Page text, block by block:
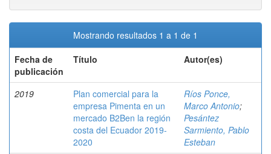
Mostrando resultados 1 a 1 de 1
Fecha de
publicación
Título Autor(es)
2019
Plan comercial para la
empresa Pimenta en un
mercado B2Ben la región
costa del Ecuador 2019-
2020
Ríos Ponce,
Marco Antonio;
Pesántez
Sarmiento, Pablo
Esteban